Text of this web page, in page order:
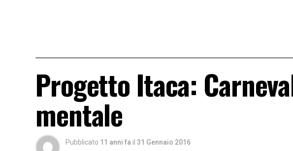
Progetto Itaca:
mentale
Pubblicato 11 anni fa il 31 Gennaio 2016